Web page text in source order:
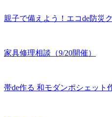
親子で備えよう！エコde防
家具修理相談（9/20開催）
帯de作る 和モダンポシェット